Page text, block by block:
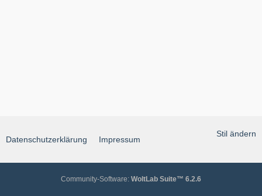
Stil ändern
Datenschutzerklärung Impressum
Community-Software: WoltLab Suite™ 6.2.6